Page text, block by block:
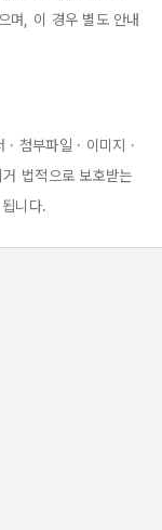
며, 이 경우 별도 안내
첨부파일 · 이미지 ·
법적으로 보호받는
니다.